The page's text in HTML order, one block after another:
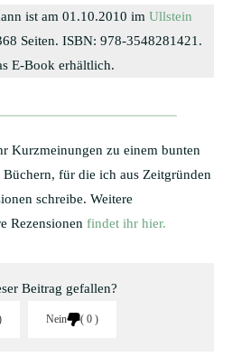
ist am 01.10.2010 im Ullstein
Seiten. ISBN: ‎978-3548281421.
E-Book erhältlich.
Kurzmeinungen zu einem bunten
für die ich aus Zeitgründen
schreibe. Weitere
Rezensionen findet ihr hier.
Beitrag gefallen?
Nein 0